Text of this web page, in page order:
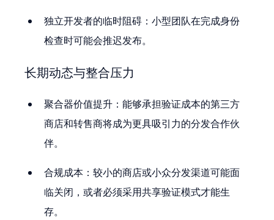
独立开发者的临时阻碍：小型团队在完成身份
检查时可能会推迟发布。
长期动态与整合压力
聚合器价值提升：能够承担验证成本的第三方
商店和转售商将成为更具吸引力的分发合作伙
伴。
合规成本：较小的商店或小众分发渠道可能面
临关闭，或者必须采用共享验证模式才能生
存。